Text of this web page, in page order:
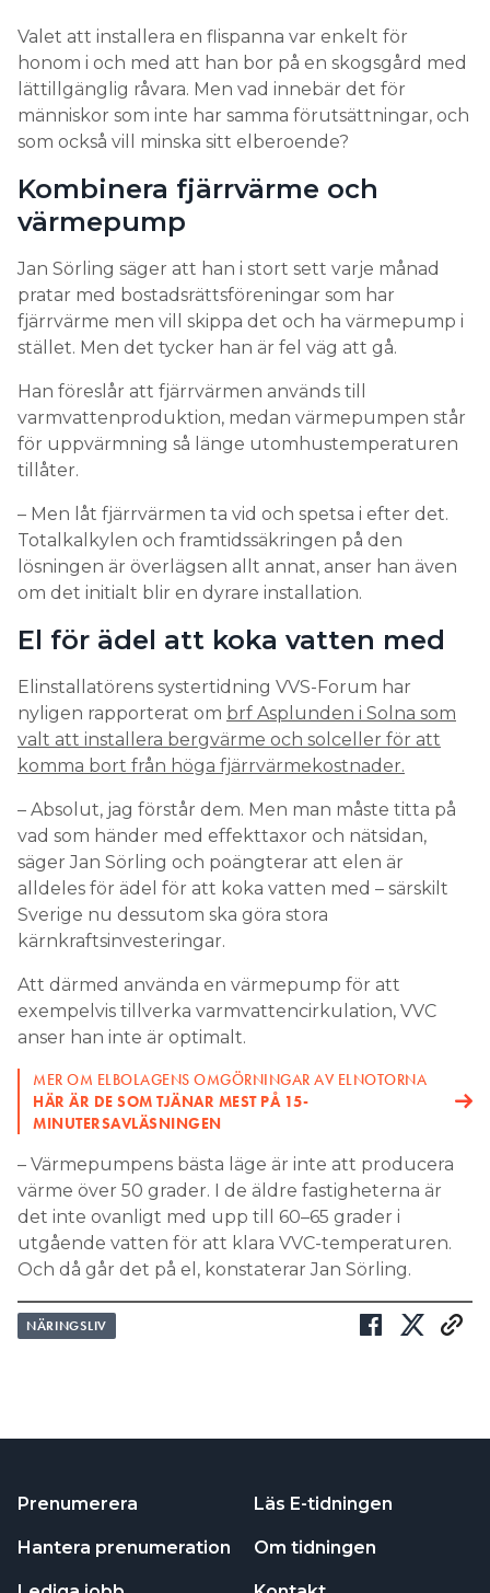
Valet att installera en flispanna var enkelt för
honom i och med att han bor på en skogsgård med
lättillgänglig råvara. Men vad innebär det för
människor som inte har samma förutsättningar, och
som också vill minska sitt elberoende?
Kombinera fjärrvärme och
värmepump
Jan Sörling säger att han i stort sett varje månad
pratar med bostadsrättsföreningar som har
fjärrvärme men vill skippa det och ha värmepump i
stället. Men det tycker han är fel väg att gå.
Han föreslår att fjärrvärmen används till
varmvattenproduktion, medan värmepumpen står
för uppvärmning så länge utomhustemperaturen
tillåter.
– Men låt fjärrvärmen ta vid och spetsa i efter det.
Totalkalkylen och framtidssäkringen på den
lösningen är överlägsen allt annat, anser han även
om det initialt blir en dyrare installation.
El för ädel att koka vatten med
Elinstallatörens systertidning VVS-Forum har
nyligen rapporterat om brf Asplunden i Solna som
valt att installera bergvärme och solceller för att
komma bort från höga fjärrvärmekostnader.
– Absolut, jag förstår dem. Men man måste titta på
vad som händer med effekttaxor och nätsidan,
säger Jan Sörling och poängterar att elen är
alldeles för ädel för att koka vatten med – särskilt
Sverige nu dessutom ska göra stora
kärnkraftsinvesteringar.
Att därmed använda en värmepump för att
exempelvis tillverka varmvattencirkulation, VVC
anser han inte är optimalt.
MER OM ELBOLAGENS OMGÖRNINGAR AV ELNOTORNA
HÄR ÄR DE SOM TJÄNAR MEST PÅ 15-
MINUTERSAVLÄSNINGEN
– Värmepumpens bästa läge är inte att producera
värme över 50 grader. I de äldre fastigheterna är
det inte ovanligt med upp till 60–65 grader i
utgående vatten för att klara VVC-temperaturen.
Och då går det på el, konstaterar Jan Sörling.
NÄRINGSLIV
Prenumerera
Hantera prenumeration
Läs E-tidningen
Om tidningen